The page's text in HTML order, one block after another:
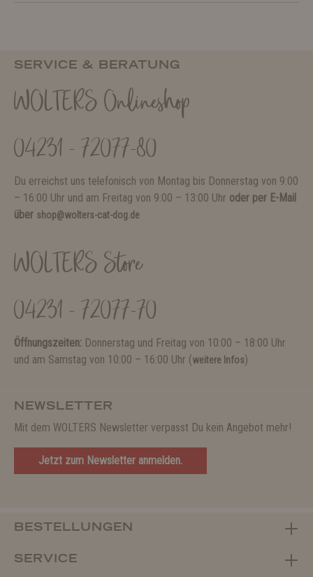
SERVICE & BERATUNG
WOLTERS Onlineshop
04231 - 72077-80
Du erreichst uns telefonisch von Montag bis Donnerstag von 9:00
– 16:00 Uhr und am Freitag von 9:00 – 13:00 Uhr oder per E-Mail
über shop@wolters-cat-dog.de
WOLTERS Store
04231 - 72077-70
Öffnungszeiten: Donnerstag und Freitag von 10:00 – 18:00 Uhr
und am Samstag von 10:00 – 16:00 Uhr (weitere Infos)
NEWSLETTER
Mit dem WOLTERS Newsletter verpasst Du kein Angebot mehr!
Jetzt zum Newsletter anmelden.
BESTELLUNGEN
SERVICE